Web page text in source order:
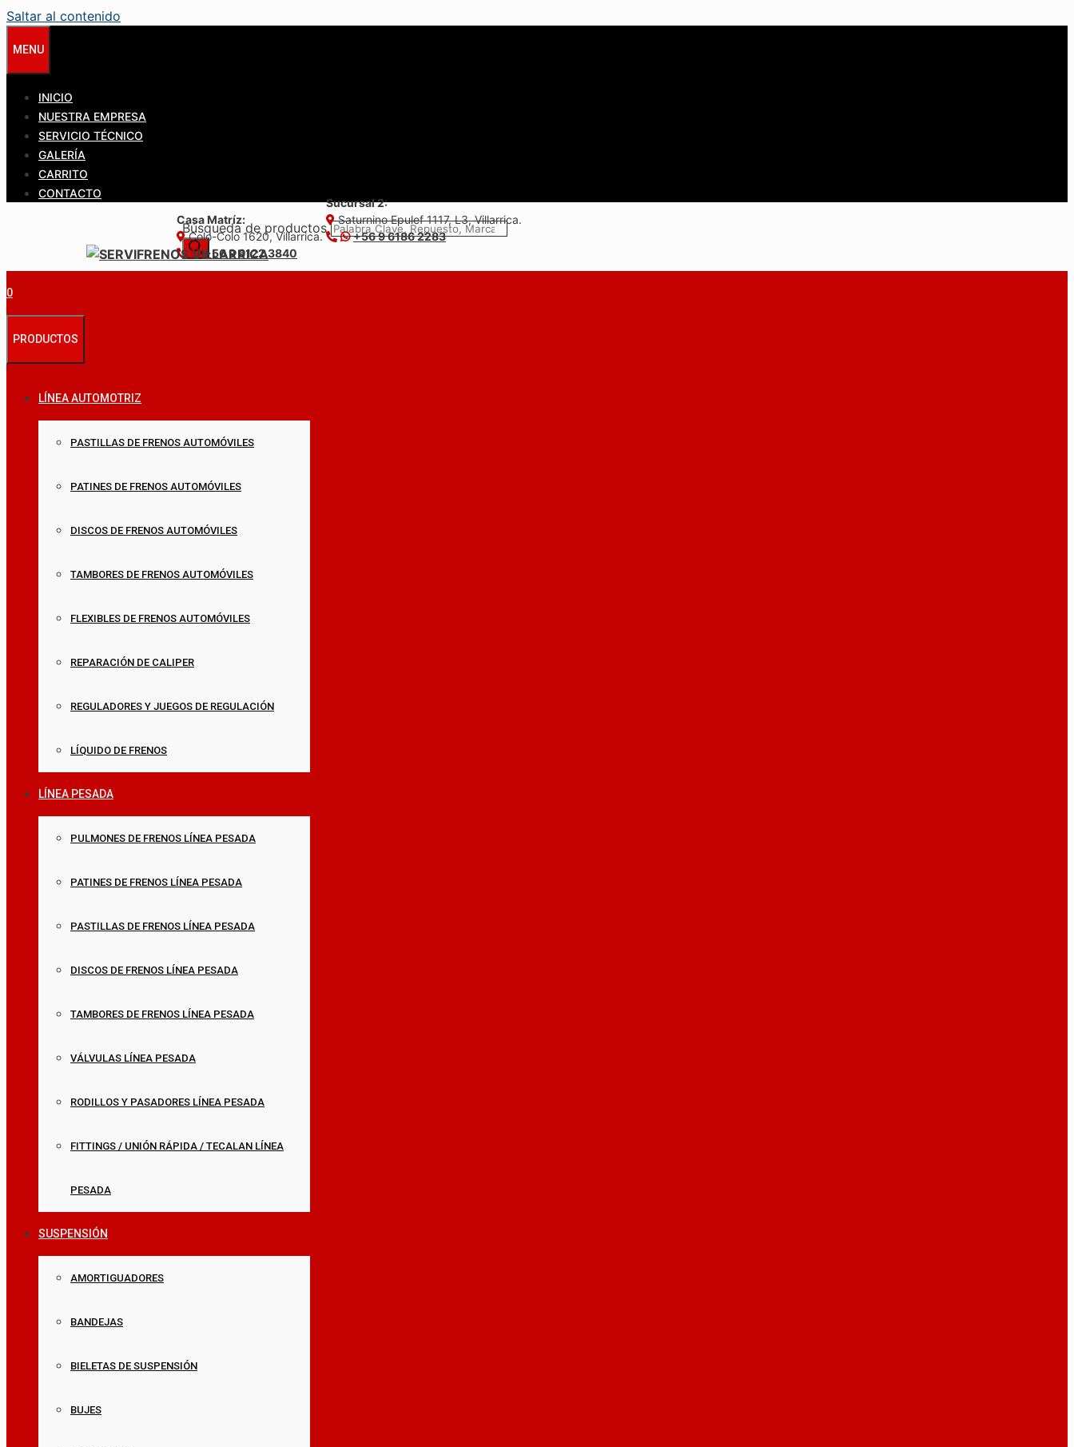
Saltar al contenido
MENU
INICIO
NUESTRA EMPRESA
SERVICIO TÉCNICO
GALERÍA
CARRITO
CONTACTO
Búsqueda de productos
Casa Matríz:
Colo-Colo 1620, Villarrica.
+56 9 6122 3840
Sucursal 2:
Saturnino Epulef 1117, L3, Villarrica.
+56 9 6186 2283
0
PRODUCTOS
LÍNEA AUTOMOTRIZ
PASTILLAS DE FRENOS AUTOMÓVILES
PATINES DE FRENOS AUTOMÓVILES
DISCOS DE FRENOS AUTOMÓVILES
TAMBORES DE FRENOS AUTOMÓVILES
FLEXIBLES DE FRENOS AUTOMÓVILES
REPARACIÓN DE CALIPER
REGULADORES Y JUEGOS DE REGULACIÓN
LÍQUIDO DE FRENOS
LÍNEA PESADA
PULMONES DE FRENOS LÍNEA PESADA
PATINES DE FRENOS LÍNEA PESADA
PASTILLAS DE FRENOS LÍNEA PESADA
DISCOS DE FRENOS LÍNEA PESADA
TAMBORES DE FRENOS LÍNEA PESADA
VÁLVULAS LÍNEA PESADA
RODILLOS Y PASADORES LÍNEA PESADA
FITTINGS / UNIÓN RÁPIDA / TECALAN LÍNEA
PESADA
SUSPENSIÓN
AMORTIGUADORES
BANDEJAS
BIELETAS DE SUSPENSIÓN
BUJES